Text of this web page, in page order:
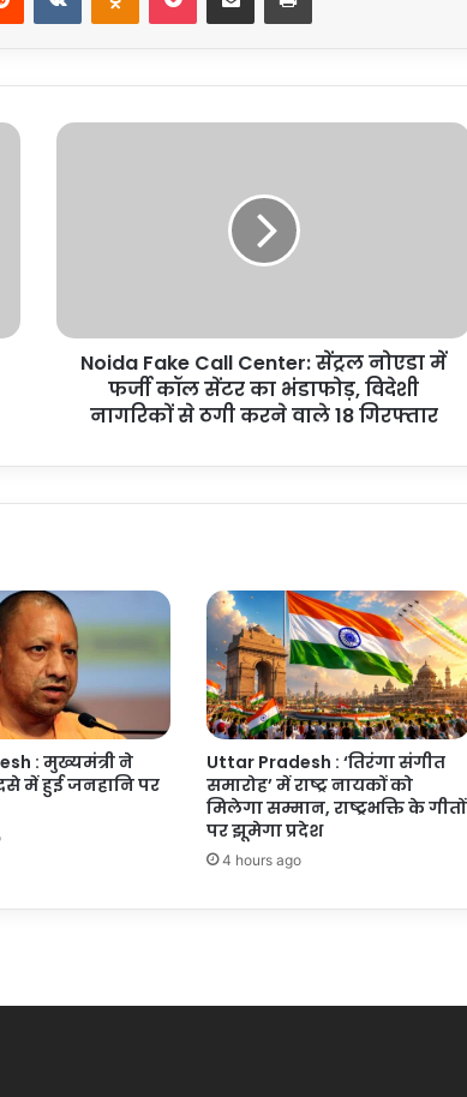
Noida
कॉल
भंडाफोड़,
18
गिरफ्तार
Noida Fake Call Center: सेंट्रल नोएडा में
फर्जी कॉल सेंटर का भंडाफोड़, विदेशी
नागरिकों से ठगी करने वाले 18 गिरफ्तार
: मुख्यमंत्री ने
में हुई जनहानि पर
Uttar Pradesh : ‘तिरंगा संगीत
समारोह’ में राष्ट्र नायकों को
मिलेगा सम्मान, राष्ट्रभक्ति के गीतों
पर झूमेगा प्रदेश
4 hours ago